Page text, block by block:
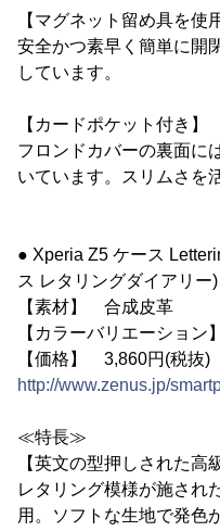
【マグネット留め具を使
安全かつ素早く簡単に開
しています。
【カードポケット付き】
フロンドカバーの裏面に
いています。スリムさを
● Xperia Z5 ケース
ス レタリングダイアリー)
【素材】 合成皮革
【カラーバリエーショ
【価格】 3,860円(税抜)
http://www.zenus.jp/
≪特長≫
【英文の型押しされた高
レタリング模様が施され
用。ソフトな生地で発色